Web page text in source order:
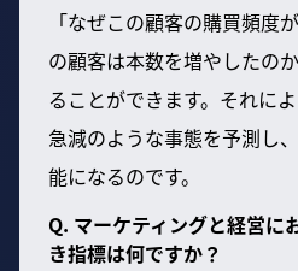
「なぜこの顧客の購買頻度
の顧客は本数を増やしたの
ることができます。それに
急減のような事態を予測し
能になるのです。
Q. マーケティングと経営に
き指標は何ですか？